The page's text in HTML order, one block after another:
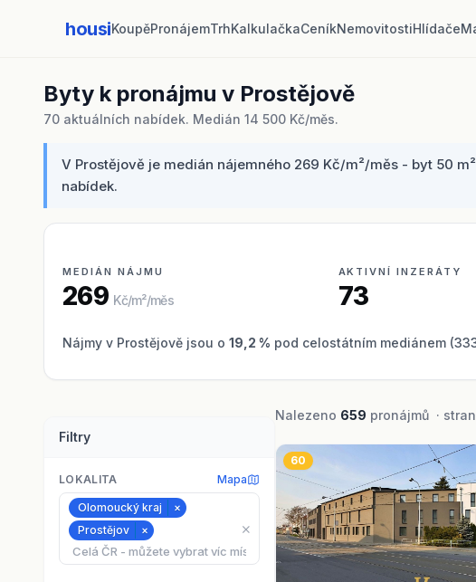
housiKoupěPronájemTrhKalkulačkaCeníkNemovitostiHlídače
Byty k pronájmu v Prostějově
70 aktuálních nabídek. Medián 14 500 Kč/měs.
V Prostějově je medián nájemného 269 Kč/m²/měs - byt 50
nabídek.
MEDIÁN NÁJMU
269 Kč/m²/měs
AKTIVNÍ INZERÁTY
73
Nájmy v Prostějově jsou o 19,2 % pod celostátním mediánem
Filtry
LOKALITA Mapa
Olomoucký kraj
×
Prostějov
× ⨯
Nalezeno 659 pronájmů ·
60